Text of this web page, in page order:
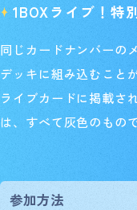
1BOXライブ！特
同じカードナンバーの
デッキに組み込むこと
ライブカードに掲載さ
は、すべて灰色のもの
参加方法